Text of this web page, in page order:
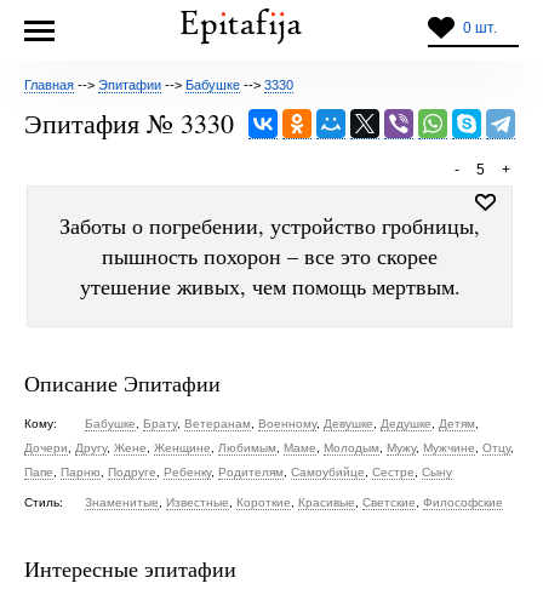
0 шт.
Главная --> Эпитафии --> Бабушке --> 3330
Эпитафия № 3330
+
5
-
Заботы о погребении, устройство гробницы,
пышность похорон – все это скорее
утешение живых, чем помощь мертвым.
Описание Эпитафии
Кому: Бабушке Брату, Ветеранам Военному, Девушке Дедушке Детям
Дочери
Другу, Жене Женщине Любимым Маме Молодым Мужу, Мужчине Отцу,
Папе
Парню Подруге Ребенку, Родителям Самоубийце Сестре Сыну
Стиль: Знаменитые Известные Короткие Красивые Светские Философские
Интересные эпитафии